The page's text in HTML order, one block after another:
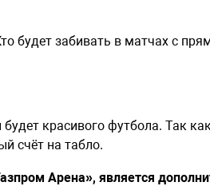
будет забивать в матчах с
красивого футбола. Так
счёт на табло.
Арена», является